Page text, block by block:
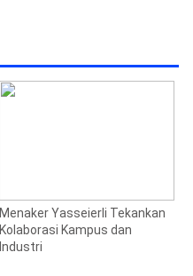
Menaker Yasseierli Tekankan
Kolaborasi Kampus dan
Industri